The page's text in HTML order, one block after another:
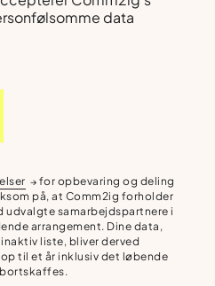
data
→ for opbevaring og deling
på, at Comm2ig forholder
udvalgte samarbejdspartnere i
arrangement. Dine data,
liste, bliver derved
til et år inklusiv det løbende